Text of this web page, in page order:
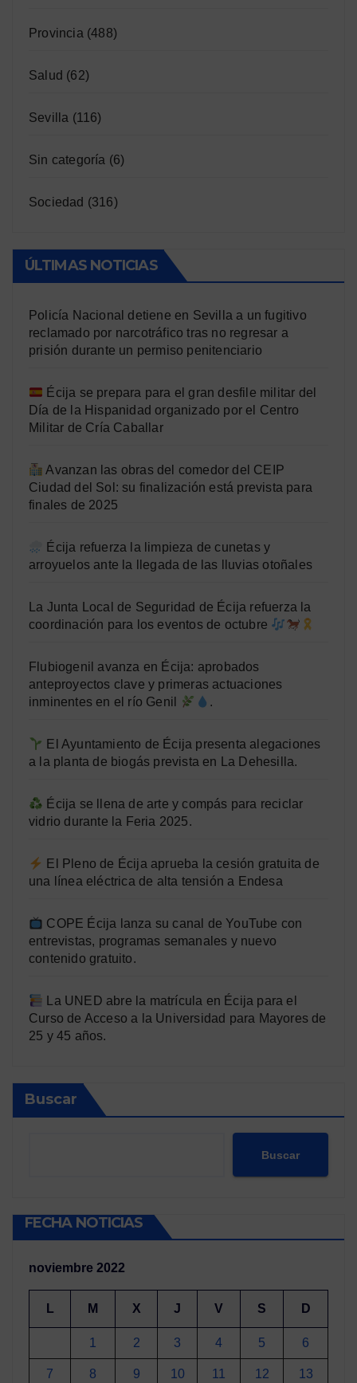
Provincia(488)
Salud (62)
Sevilla (116)
Sin categoría (6)
Sociedad (316)
ÚLTIMAS NOTICIAS
Policía Nacional detiene en Sevilla a un fugitivo
reclamado por narcotráfico tras no regresar a
prisión durante un permiso penitenciario
Écija se prepara para el gran desfile militar del
Día de la Hispanidad organizado por el Centro
Militar de Cría Caballar
Avanzan las obras del comedor del CEIP
Ciudad del Sol: su finalización está prevista para
finales de 2025
Écija refuerza la limpieza de cunetas y
arroyuelos ante la llegada de las lluvias otoñales
La Junta Local de Seguridad de Écija refuerza la
coordinación para los eventos de octubre
Flubiogenil avanza en Écija: aprobados
anteproyectos clave y primeras actuaciones
inminentes en el río Genil
.
El Ayuntamiento de Écija presenta alegaciones
a la planta de biogás prevista en La Dehesilla.
Écija se llena de arte y compás para reciclar
vidrio durante la Feria 2025.
El Pleno de Écija aprueba la cesión gratuita de
una línea eléctrica de alta tensión a Endesa
COPE Écija lanza su canal de YouTube con
entrevistas, programas semanales y nuevo
contenido gratuito.
La UNED abre la matrícula en Écija para el
Curso de Acceso a la Universidad para Mayores de
25 y 45 años.
Buscar
Buscar
FECHA NOTICIAS
noviembre 2022
L M X J V S D
1 2 3 4 5 6
7 8 9 10 11 12 13